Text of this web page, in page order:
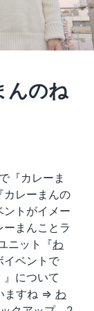
んのね
で『カレーま
カレーまんの
ントがイメー
まんことラ
ニット『わ
イベントで
について
ますね ⇒ わ